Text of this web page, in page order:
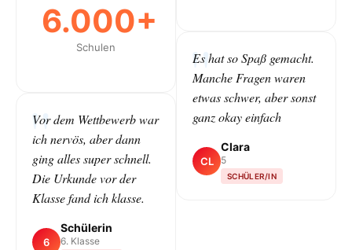
6.000+
Schulen
Vor dem Wettbewerb war
ich nervös, aber dann
ging alles super schnell.
Die Urkunde vor der
Klasse fand ich klasse.
6
Schülerin
6. Klasse
Es hat so Spaß gemacht.
Manche Fragen waren
etwas schwer, aber sonst
ganz okay einfach
CL
Clara
5
SCHÜLER/IN